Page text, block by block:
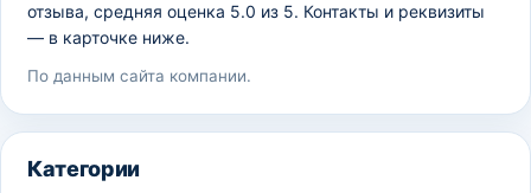
отзыва, средняя оценка 5.0 из 5. Контакты и реквизиты
— в карточке ниже.
По данным сайта компании.
Категории